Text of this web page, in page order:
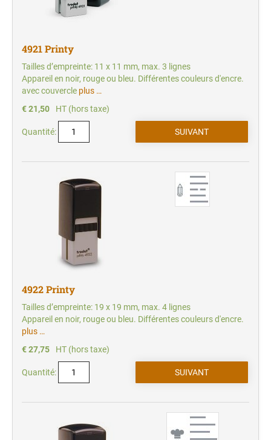
4921 Printy
Tailles d’empreinte: 11 x 11 mm, max. 3 lignes
Appareil en noir, rouge ou bleu. Différentes couleurs d'encre.
avec couvercle plus …
€ 21,50
HT (hors taxe)
Quantité:
4922 Printy
Tailles d’empreinte: 19 x 19 mm, max. 4 lignes
Appareil en noir, rouge ou bleu. Différentes couleurs d'encre.
plus …
€ 27,75
HT (hors taxe)
Quantité: